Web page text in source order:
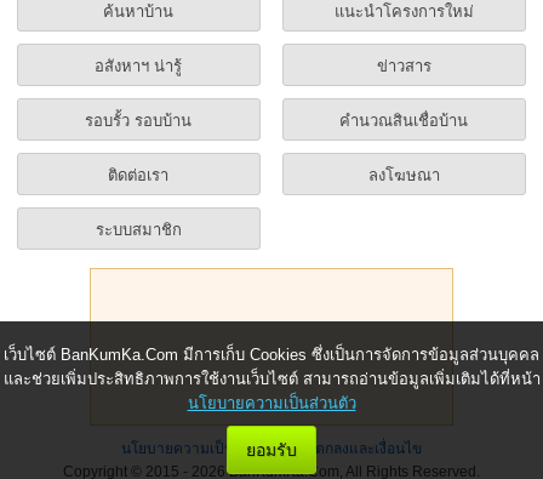
ค้นหาบ้าน แนะนำโครงการใหม่
อสังหาฯ น่ารู้ ข่าวสาร
รอบรั้ว รอบบ้าน คำนวณสินเชื่อบ้าน
ติดต่อเรา ลงโฆษณา
ระบบสมาชิก
นโยบายความเป็นส่วนตัว| ข้อตกลงและเงื่อนไข
Copyright © 2015 - 2026 BanKumKa.Com, All Rights Reserved.
เว็บไซต์ BanKumKa.Com มีการเก็บ Cookies ซึ่งเป็นการจัดการข้อมูลส่วนบุคคล
และช่วยเพิ่มประสิทธิภาพการใช้งานเว็บไซต์ สามารถอ่านข้อมูลเพิ่มเติมได้ที่หน้า
นโยบายความเป็นส่วนตัว
ยอมรับ